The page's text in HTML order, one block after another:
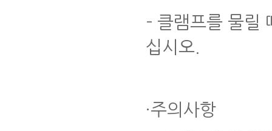
- 클램프를 물릴
십시오
·주의사항